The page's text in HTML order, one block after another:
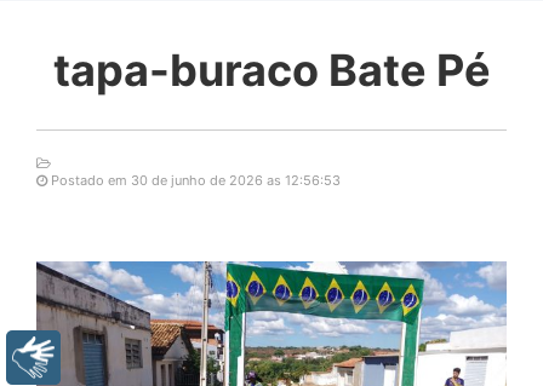
tapa-buraco Bate Pé
Postado em 30 de junho de 2026 as 12:56:53
Libras